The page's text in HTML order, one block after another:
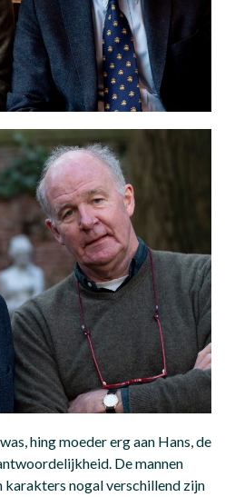
hing moeder erg aan Hans, de
De mannen
karakters nogal verschillend zijn